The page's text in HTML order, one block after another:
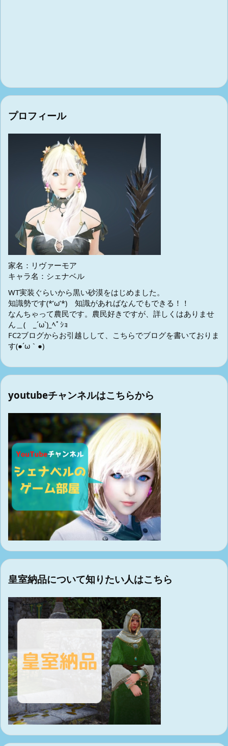
プロフィール
家名：リヴァーモア
キャラ名：シェナベル
WT実装ぐらいから黒い砂漠をはじめました。
知識勢です(*’ω’*) 知識があればなんでもできる！！
なんちゃって農民です。農民好きですが、詳しくはありませ
ん＿( _´ω`)_ﾍﾟｼｮ
FC2ブログからお引越しして、こちらでブログを書いておりま
す(●´ω｀●)
youtubeチャンネルはこちらから
皇室納品について知りたい人はこちら